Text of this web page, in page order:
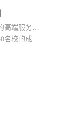
为志向申请名校的学生提供的高端服务产品
致力于提升学生入读美国前30名校的成功率